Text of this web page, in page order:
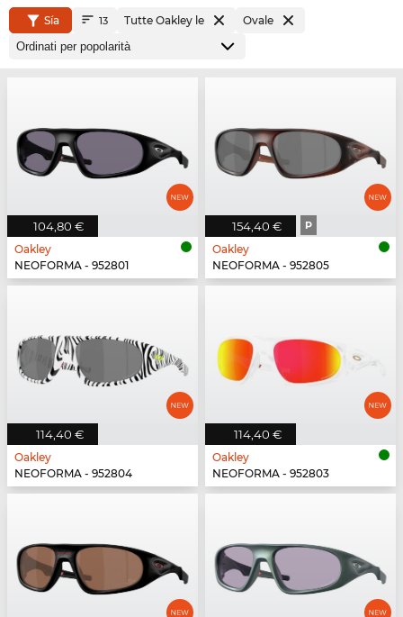
Sía 13 Tutte Oakley le Ovale
104,80 €
Oakley
NEOFORMA - 952801
154,40 € P
Oakley
NEOFORMA - 952805
114,40 €
Oakley
NEOFORMA - 952804
114,40 €
Oakley
NEOFORMA - 952803